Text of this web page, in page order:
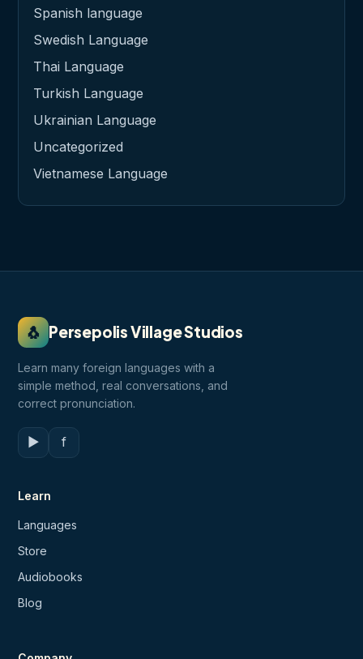
Spanish language
Swedish Language
Thai Language
Turkish Language
Ukrainian Language
Uncategorized
Vietnamese Language
🐧 Persepolis Village Studios
Learn many foreign languages with a
simple method, real conversations, and
correct pronunciation.
▶ f
Learn
Languages
Store
Audiobooks
Blog